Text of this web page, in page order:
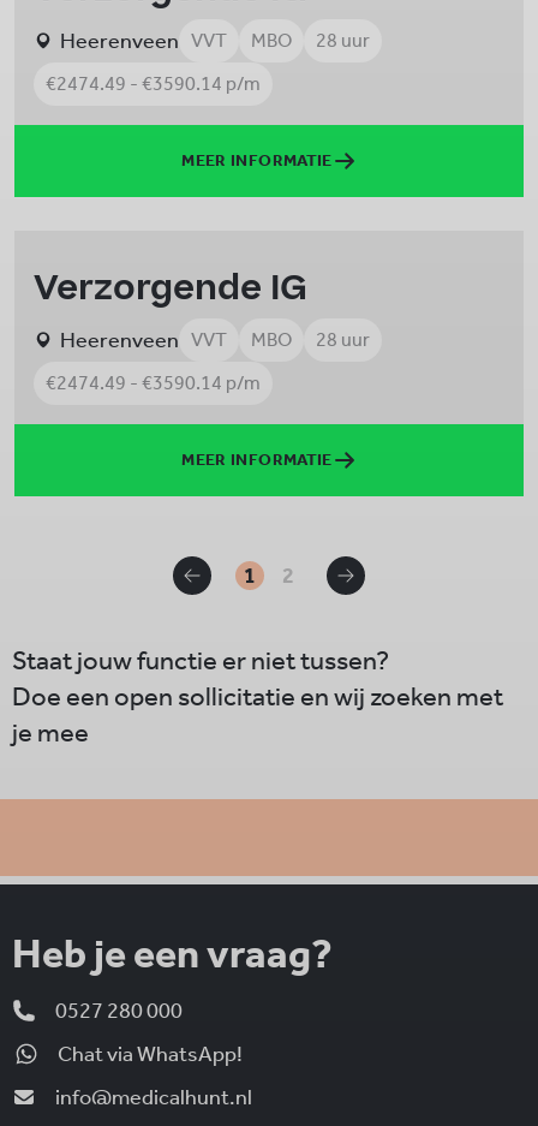
Heerenveen VVT MBO
28 uur
€2474.49 - €3590.14 p/m
MEER INFORMATIE
Verzorgende IG
Heerenveen VVT MBO
28 uur
€2474.49 - €3590.14 p/m
MEER INFORMATIE
1 2
Staat jouw functie er niet tussen?
Doe een open sollicitatie en wij zoeken met
je mee
Heb je een vraag?
0527 280 000
Chat via WhatsApp!
info@medicalhunt.nl